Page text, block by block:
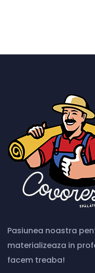
Pasiunea noastra
materializeaza in
facem treaba!